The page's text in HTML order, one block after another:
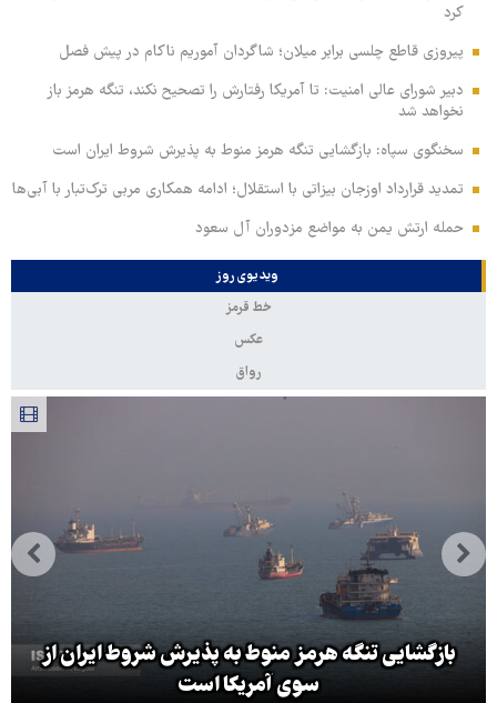
کرد
پیروزی قاطع چلسی برابر میلان؛ شاگردان آموریم ناکام در پیش فصل
دبیر شورای عالی امنیت: تا آمریکا رفتارش را تصحیح نکند، تنگه هرمز باز
نخواهد شد
سخنگوی سپاه: بازگشایی تنگه هرمز منوط به پذیرش شروط ایران است
تمدید قرارداد اوزجان بیزاتی با استقلال؛ ادامه همکاری مربی ترک‌تبار با آبی‌ها
حمله ارتش یمن به مواضع مزدوران آل سعود
ویدیوی روز
خط قرمز
عکس
رواق
بازگشایی تنگه هرمز منوط به پذیرش شروط ایران از
سوی آمریکا است